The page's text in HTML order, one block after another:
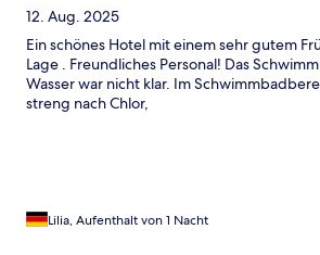
12. Aug. 2025
Ein schönes Hotel mit einem sehr gutem
Lage . Freundliches Personal! Das
Wasser war nicht klar. Im
streng nach Chlor,
Lilia, Aufenthalt von 1 Nacht